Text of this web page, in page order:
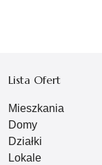
Lista Ofert
Mieszkania
Domy
Działki
Lokale